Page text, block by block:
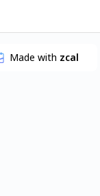
Made with zcal